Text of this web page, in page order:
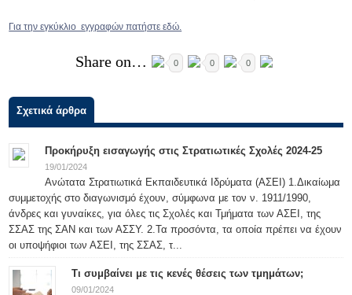
Για την εγκύκλιο εγγραφών πατήστε εδώ.
Share on… 0 0 0
Σχετικά άρθρα
Προκήρυξη εισαγωγής στις Στρατιωτικές Σχολές 2024-25
19/01/2024
Ανώτατα Στρατιωτικά Εκπαιδευτικά Ιδρύματα (ΑΣΕΙ) 1.Δικαίωμα
συμμετοχής στο διαγωνισμό έχουν, σύμφωνα με τον ν. 1911/1990,
άνδρες και γυναίκες, για όλες τις Σχολές και Τμήματα των ΑΣΕΙ, της
ΣΣΑΣ της ΣΑΝ και των ΑΣΣΥ. 2.Τα προσόντα, τα οποία πρέπει να έχουν
οι υποψήφιοι των ΑΣΕΙ, της ΣΣΑΣ, τ...
Τι συμβαίνει με τις κενές θέσεις των τμημάτων;
09/01/2024